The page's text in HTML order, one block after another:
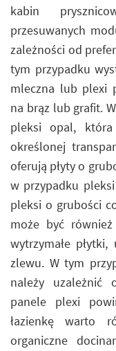
kabin
przesuwanych
zależności od
tym przypadku
mleczna lub plexi
na brąz lub grafit.
pleksi opal,
określonej
oferują płyty o
w przypadku
pleksi o grubości
może być
wytrzymałe
zlewu. W tym
należy uzależnić
panele plexi
łazienkę warto
organiczne